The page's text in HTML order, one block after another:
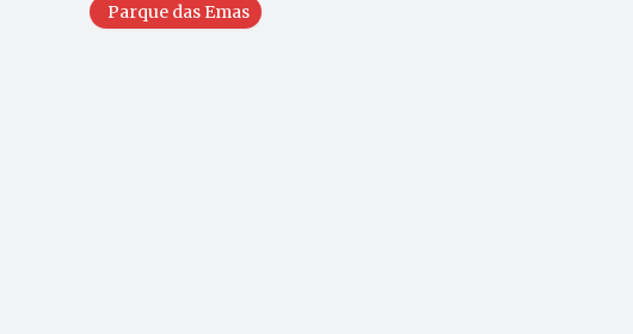
Parque das Emas